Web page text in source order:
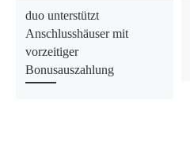
duo unterstützt
Anschlusshäuser mit
vorzeitiger
Bonusauszahlung